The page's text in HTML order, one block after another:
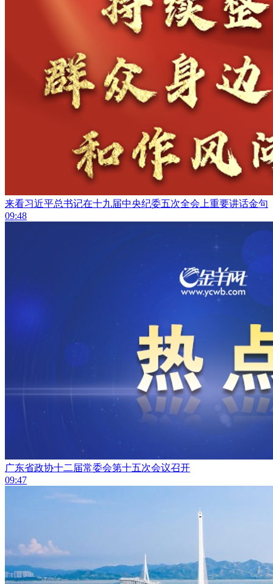
来看习近平总书记在十九届中央纪委五次全会上重要讲话金句
09:48
广东省政协十二届常委会第十五次会议召开
09:47